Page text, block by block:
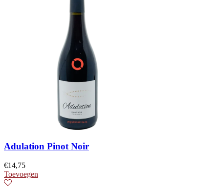
Adulation Pinot Noir
€14,75
Toevoegen